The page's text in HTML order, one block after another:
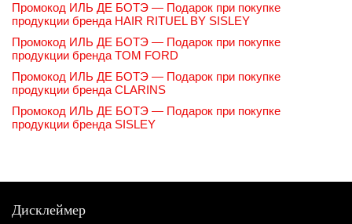
Промокод ИЛЬ ДЕ БОТЭ — Подарок при покупке
продукции бренда HAIR RITUEL BY SISLEY
Промокод ИЛЬ ДЕ БОТЭ — Подарок при покупке
продукции бренда TOM FORD
Промокод ИЛЬ ДЕ БОТЭ — Подарок при покупке
продукции бренда CLARINS
Промокод ИЛЬ ДЕ БОТЭ — Подарок при покупке
продукции бренда SISLEY
Дисклеймер